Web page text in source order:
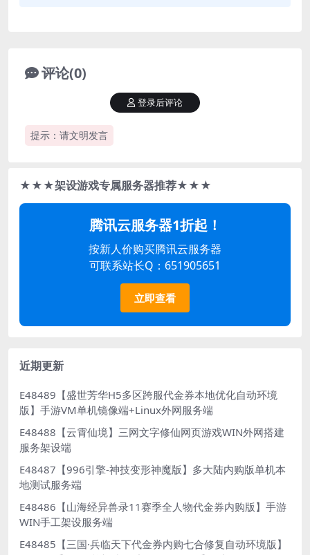
评论(0)
提示：请文明发言
登录后评论
★★★架设游戏专属服务器推荐★★★
腾讯云服务器1折起！
按新人价购买腾讯云服务器
可联系站长Q：651905651
立即查看
近期更新
E48489【盛世芳华H5多区跨服代金券本地优化自动环境
版】手游VM单机镜像端+Linux外网服务端
E48488【云霄仙境】三网文字修仙网页游戏WIN外网搭建
服务架设端
E48487【996引擎-神技变形神魔版】多大陆内购版单机本
地测试服务端
E48486【山海经异兽录11赛季全人物代金券内购版】手游
WIN手工架设服务端
E48485【三国·兵临天下代金券内购七合修复自动环境版】